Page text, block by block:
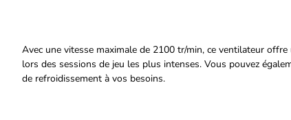
Avec une vitesse maximale de 2100 tr/min, ce ventilateur
lors des sessions de jeu les plus intenses. Vous pouvez
de refroidissement à vos besoins.